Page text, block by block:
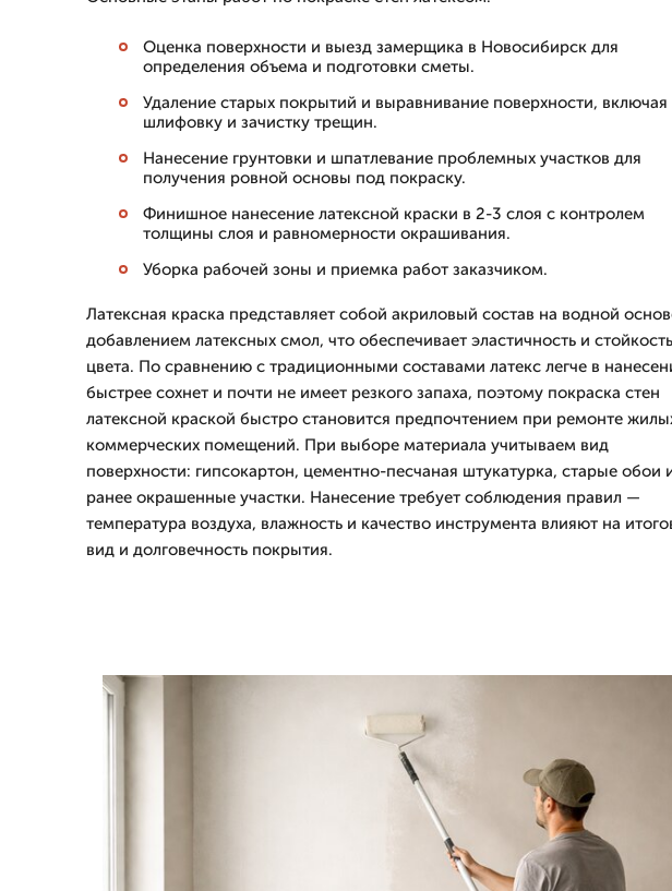
Оценка поверхности и выезд замерщика в Новосибирск для
определения объема и подготовки сметы.
Удаление старых покрытий и выравнивание поверхности, включая
шлифовку и зачистку трещин.
Нанесение грунтовки и шпатлевание проблемных участков для
получения ровной основы под покраску.
Финишное нанесение латексной краски в 2-3 слоя с контролем
толщины слоя и равномерности окрашивания.
Уборка рабочей зоны и приемка работ заказчиком.
Латексная краска представляет собой акриловый состав на водной
добавлением латексных смол, что обеспечивает эластичность и стойкость
цвета. По сравнению с традиционными составами латекс легче в
быстрее сохнет и почти не имеет резкого запаха, поэтому покраска стен
латексной краской быстро становится предпочтением при ремонте
коммерческих помещений. При выборе материала учитываем вид
поверхности: гипсокартон, цементно-песчаная штукатурка, старые обои
ранее окрашенные участки. Нанесение требует соблюдения правил —
температура воздуха, влажность и качество инструмента влияют на
вид и долговечность покрытия.